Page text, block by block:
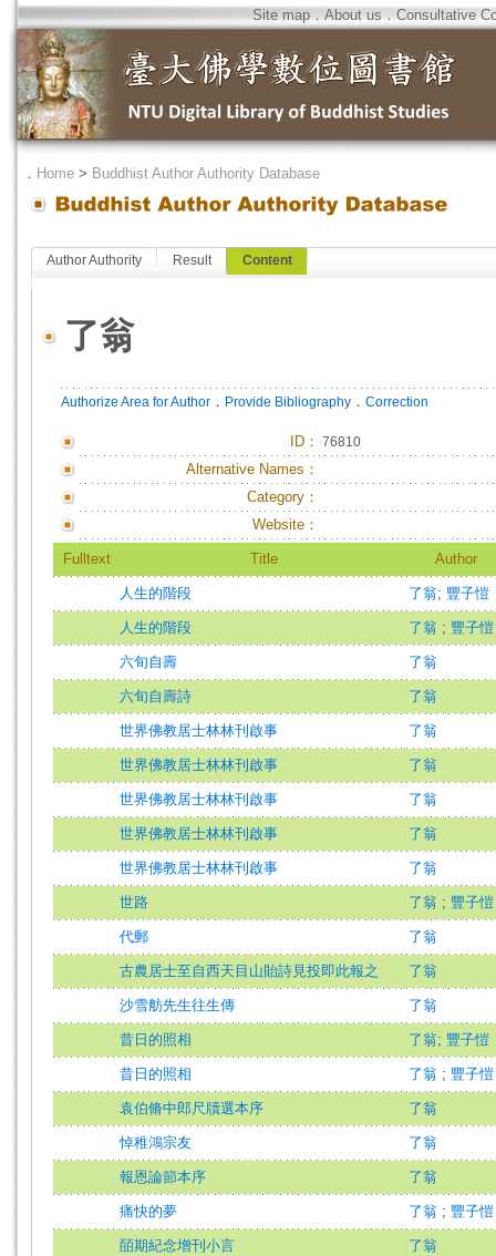
Site map．About us．Consultative
． Home > Buddhist Author Authority Database
Author Authority Result Content
了翁
Authorize Area for Author ． Provide Bibliography ． Correction
ID ： 76810
Alternative Names：
Category：
Website：
Fulltext Title Author
人生的階段 了翁; 豐子愷
人生的階段 了翁 ; 豐子愷
六旬自壽 了翁
六旬自壽詩 了翁
世界佛教居士林林刊啟事 了翁
世界佛教居士林林刊啟事 了翁
世界佛教居士林林刊啟事 了翁
世界佛教居士林林刊啟事 了翁
世界佛教居士林林刊啟事 了翁
世路 了翁 ; 豐子愷
代郵 了翁
古農居士至自西天目山貽詩見投即此報之 了翁
沙雪舫先生往生傳 了翁
昔日的照相 了翁; 豐子愷
昔日的照相 了翁 ; 豐子愷
袁伯脩中郎尺牘選本序 了翁
悼稚鴻宗友 了翁
報恩論節本序 了翁
痛快的夢 了翁 ; 豐子愷
皕期紀念增刊小言 了翁